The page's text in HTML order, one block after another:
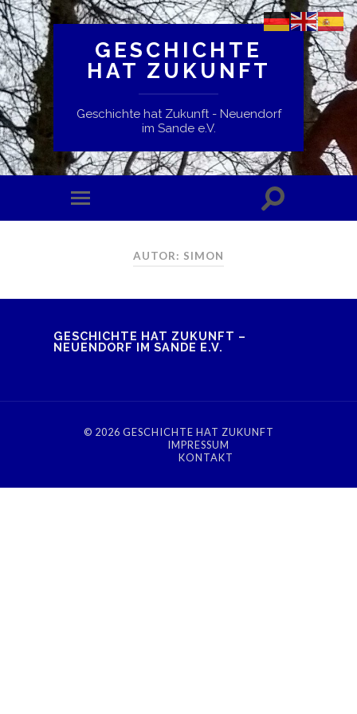
GESCHICHTE
HAT ZUKUNFT
Geschichte hat Zukunft - Neuendorf
im Sande e.V.
AUTOR: SIMON
GESCHICHTE HAT ZUKUNFT –
NEUENDORF IM SANDE E.V.
© 2026 GESCHICHTE HAT ZUKUNFT
IMPRESSUM
KONTAKT